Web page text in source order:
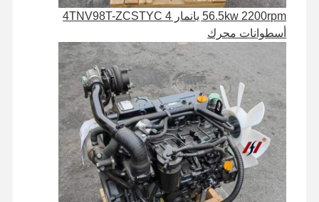
الصفحة
الرئيسية
المنتجات برنامج VR حولنا
جولة في
المصنع
مراقبة الجودة اتصل بنا أخبار
56.5kw 2200rpm يانمار 4TNV98T-ZCSTYC 4
أسطوانات محرك